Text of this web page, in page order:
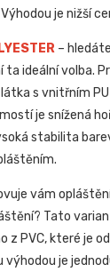
je nižší
–
ta ideální volba.
látka s vnitřním
je snížená
stabilita
vám
Tato
z PVC, které je
výhodou je